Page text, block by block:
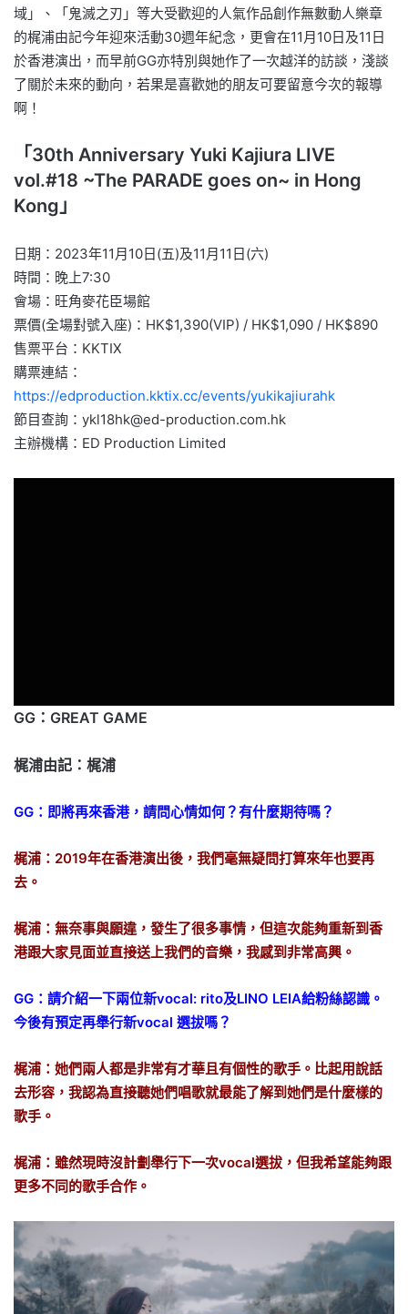
域」、「鬼滅之刃」等大受歡迎的人氣作品創作無數動人樂章
的梶浦由記今年迎來活動30週年紀念，更會在11月10日及11日
於香港演出，而早前GG亦特別與她作了一次越洋的訪談，淺談
了關於未來的動向，若果是喜歡她的朋友可要留意今次的報導
啊！
「30th Anniversary Yuki Kajiura LIVE
vol.#18 ~The PARADE goes on~ in Hong
Kong」
日期：2023年11月10日(五)及11月11日(六)
時間：晚上7:30
會場：旺角麥花臣場館
票價(全場對號入座)：HK$1,390(VIP) / HK$1,090 / HK$890
售票平台：KKTIX
購票連結：
https://edproduction.kktix.cc/events/yukikajiurahk
節目查詢： ykl18hk@ed-production.com.hk
主辦機構：ED Production Limited
GG：GREAT GAME
梶浦由記：梶浦
GG：即將再來香港，請問心情如何？有什麼期待嗎？
梶浦：2019年在香港演出後，我們毫無疑問打算來年也要再
去。
梶浦：無奈事與願違，發生了很多事情，但這次能夠重新到香
港跟大家見面並直接送上我們的音樂，我感到非常高興。
GG：請介紹一下兩位新vocal: rito及LINO LEIA給粉絲認識。
今後有預定再舉行新vocal 選拔嗎？
梶浦：她們兩人都是非常有才華且有個性的歌手。比起用說話
去形容，我認為直接聽她們唱歌就最能了解到她們是什麼樣的
歌手。
梶浦：雖然現時沒計劃舉行下一次vocal選拔，但我希望能夠跟
更多不同的歌手合作。